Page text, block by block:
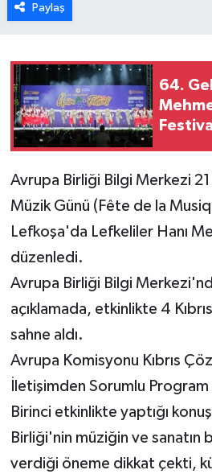
Paylaş
64.
Avrupa Birliği Bilgi Merkezi
Müzik Günü (Fête de la
Lefkoşa'da Lefkeliler Hanı
düzenledi.
Avrupa Birliği Bilgi
açıklamada, etkinlikte 4
sahne aldı.
Avrupa Komisyonu Kıbrıs
İletişimden Sorumlu
Birinci etkinlikte yaptığı
Birliği'nin müziğin ve sanatın
verdiği öneme dikkat çekti,
LAPTA
LEFKOŞA
MAGAZİN
Nöbetçi Eczaneler
ÖZEL HABER
SAĞLIK
SİYASET
SPOR
TEKNOLOJİ